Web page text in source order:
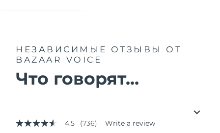
НЕЗАВИСИМЫЕ ОТЗЫВЫ
ОТ
BAZAAR VOICE
Что говорят...
4.5
4.5 (736) Write a review